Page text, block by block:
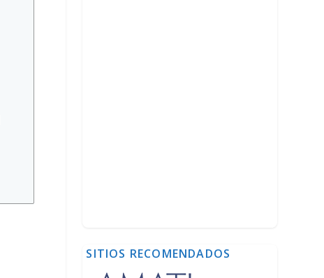
SITIOS RECOMENDADOS